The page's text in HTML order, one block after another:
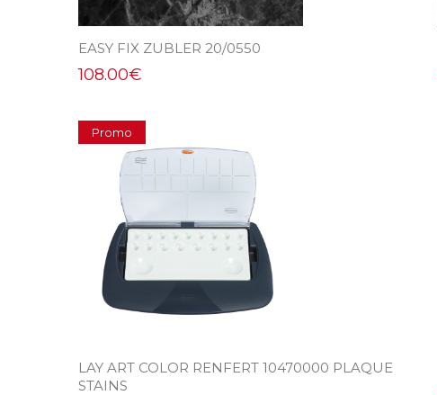
EASY FIX ZUBLER 20/0550
108.00€
Promo
LAY ART COLOR RENFERT 10470000 PLAQUE
STAINS